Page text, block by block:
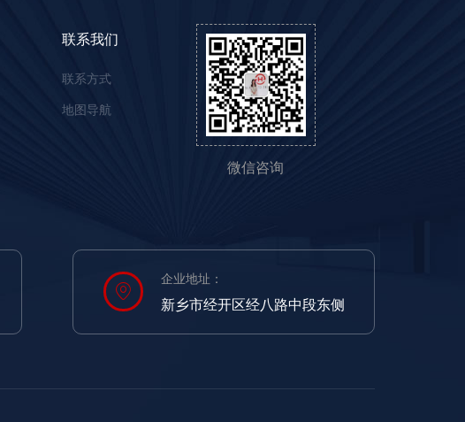
联系我们
联系方式
地图导航
微信咨询
企业地址：
新乡市经开区经八路中段东侧